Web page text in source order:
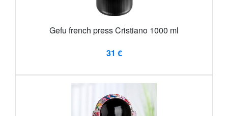
Gefu french press Cristiano 1000 ml
31 €